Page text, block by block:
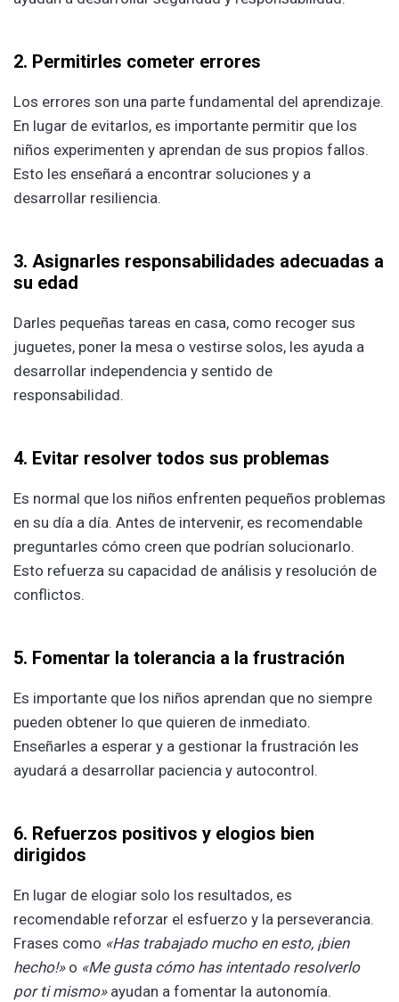
2. Permitirles cometer errores
Los errores son una parte fundamental del aprendizaje.
En lugar de evitarlos, es importante permitir que los
niños experimenten y aprendan de sus propios fallos.
Esto les enseñará a encontrar soluciones y a
desarrollar resiliencia.
3. Asignarles responsabilidades adecuadas a
su edad
Darles pequeñas tareas en casa, como recoger sus
juguetes, poner la mesa o vestirse solos, les ayuda a
desarrollar independencia y sentido de
responsabilidad.
4. Evitar resolver todos sus problemas
Es normal que los niños enfrenten pequeños problemas
en su día a día. Antes de intervenir, es recomendable
preguntarles cómo creen que podrían solucionarlo.
Esto refuerza su capacidad de análisis y resolución de
conflictos.
5. Fomentar la tolerancia a la frustración
Es importante que los niños aprendan que no siempre
pueden obtener lo que quieren de inmediato.
Enseñarles a esperar y a gestionar la frustración les
ayudará a desarrollar paciencia y autocontrol.
6. Refuerzos positivos y elogios bien
dirigidos
En lugar de elogiar solo los resultados, es
recomendable reforzar el esfuerzo y la perseverancia.
Frases como «Has trabajado mucho en esto, ¡bien
hecho!»o «Me gusta cómo has intentado resolverlo
por ti mismo»ayudan a fomentar la autonomía.